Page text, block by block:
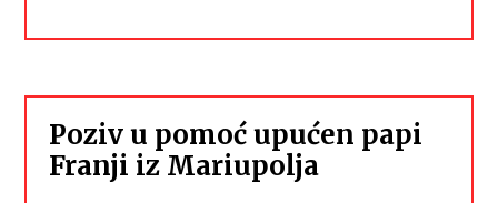
Poziv u pomoć upućen papi
Franji iz Mariupolja